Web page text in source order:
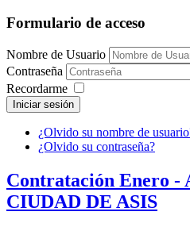
Formulario de acceso
Nombre de Usuario
Contraseña
Recordarme
Iniciar sesión
¿Olvido su nombre de
¿Olvido su contraseña?
Contratación Enero -
CIUDAD DE ASIS